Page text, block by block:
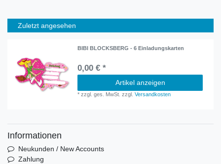
Zuletzt angesehen
BIBI BLOCKSBERG - 6 Einladungskarten
0,00 € *
Artikel anzeigen
*zzgl. ges. MwSt. zzgl.Versandkosten
Informationen
Neukunden / New Accounts
Zahlung